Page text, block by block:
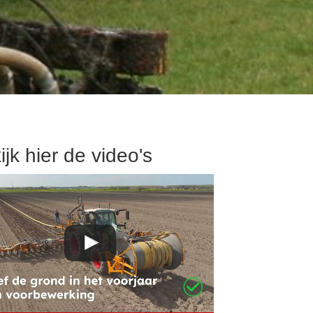
hier de video's